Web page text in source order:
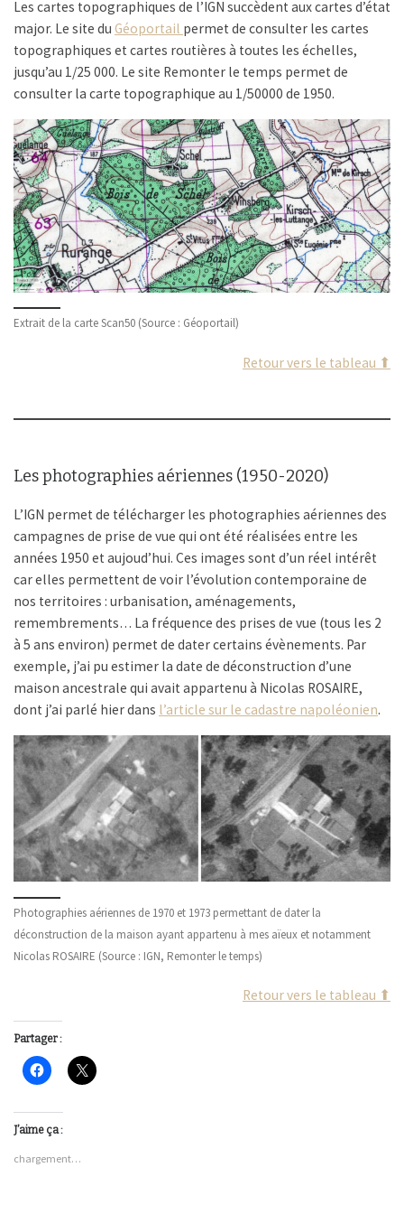
Les cartes topographiques de l’IGN succèdent aux cartes d’état
major. Le site du Géoportail permet de consulter les cartes
topographiques et cartes routières à toutes les échelles,
jusqu’au 1/25 000. Le site Remonter le temps permet de
consulter la carte topographique au 1/50000 de 1950.
Extrait de la carte Scan50 (Source : Géoportail)
Retour vers le tableau ⬆
Les photographies aériennes (1950-2020)
L’IGN permet de télécharger les photographies aériennes des
campagnes de prise de vue qui ont été réalisées entre les
années 1950 et aujoud’hui. Ces images sont d’un réel intérêt
car elles permettent de voir l’évolution contemporaine de
nos territoires : urbanisation, aménagements,
remembrements… La fréquence des prises de vue (tous les 2
à 5 ans environ) permet de dater certains évènements. Par
exemple, j’ai pu estimer la date de déconstruction d’une
maison ancestrale qui avait appartenu à Nicolas ROSAIRE,
dont j’ai parlé hier dans l’article sur le cadastre napoléonien.
Photographies aériennes de 1970 et 1973 permettant de dater la
déconstruction de la maison ayant appartenu à mes aïeux et notamment
Nicolas ROSAIRE (Source : IGN, Remonter le temps)
Retour vers le tableau ⬆
Partager :
C
l
u
e
z
o
C
l
J’aime ça :
chargement…